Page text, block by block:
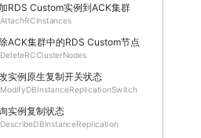
RDS Custom实例到ACK集群
AttachRCInstances
ACK集群中的RDS Custom节点
DeleteRCClusterNodes
实例原生复制开关状态
ModifyDBInstanceReplicationSwitch
实例复制状态
DescribeDBInstanceReplication